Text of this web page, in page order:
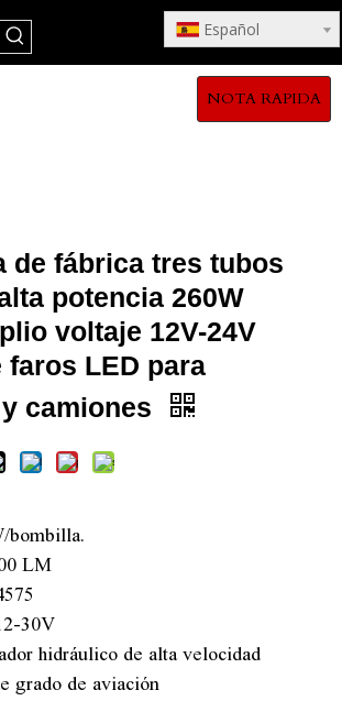
Español
NOTA RAPIDA
de fábrica tres tubos
potencia 260W
voltaje 12V-24V
LED para
camiones
bombilla.
LM
30V
hidráulico de alta velocidad
grado de aviación